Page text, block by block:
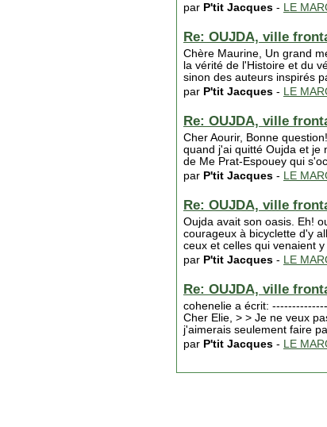
par P'tit Jacques - LE
Re: OUJDA, ville
Chère Maurine, Un grand
la vérité de l'Histoire et du
sinon des auteurs inspirés
par P'tit Jacques - LE
Re: OUJDA, ville
Cher Aourir, Bonne
quand j'ai quitté Oujda et je
de Me Prat-Espouey qui
par P'tit Jacques - LE
Re: OUJDA, ville
Oujda avait son oasis. Eh!
courageux à bicyclette d'y
ceux et celles qui venaient
par P'tit Jacques - LE
Re: OUJDA, ville
cohenelie a écrit:
Cher Elie, > > Je ne veux
j'aimerais seulement faire
par P'tit Jacques - LE